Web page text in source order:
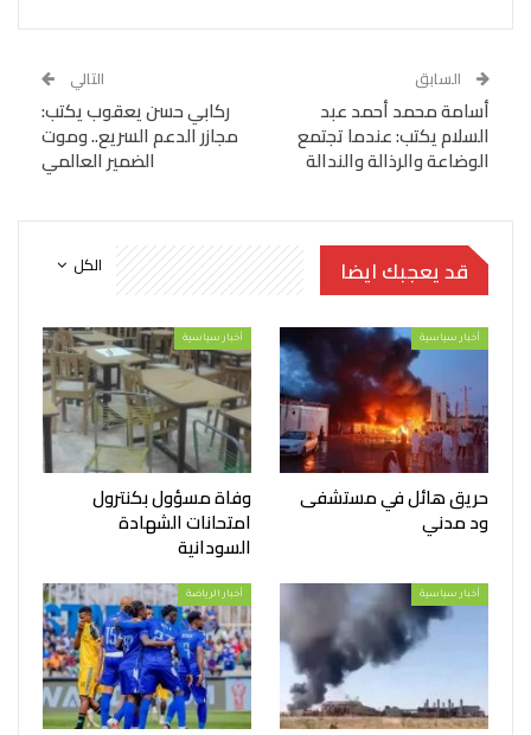
السابق
أسامة محمد أحمد عبد
السلام يكتب: عندما تجتمع
الوضاعة والرذالة والندالة
التالي
ركابي حسن يعقوب يكتب:
مجازر الدعم السريع.. وموت
الضمير العالمي
الكل قد يعجبك ايضا
أخبار سياسية
حريق هائل في مستشفى
ود مدني
أخبار سياسية
وفاة مسؤول بكنترول
امتحانات الشهادة
السودانية
أخبار سياسية أخبار الرياضة